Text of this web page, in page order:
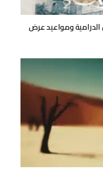
أبرز الأعمال الدرامية ومواعيد عرض